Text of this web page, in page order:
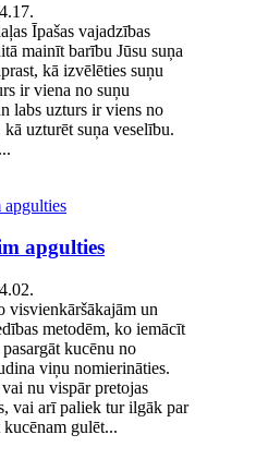
Īpašas vajadzības
mainīt barību Jūsu suņa
kā izvēlēties suņu
ir viena no suņu
labs uzturs ir viens no
uzturēt suņa veselību.
apgulties
visvienkāršākajām un
metodēm, ko iemācīt
kucēnu no
viņu nomierināties.
nu vispār pretojas
vai arī paliek tur ilgāk par
gulēt...